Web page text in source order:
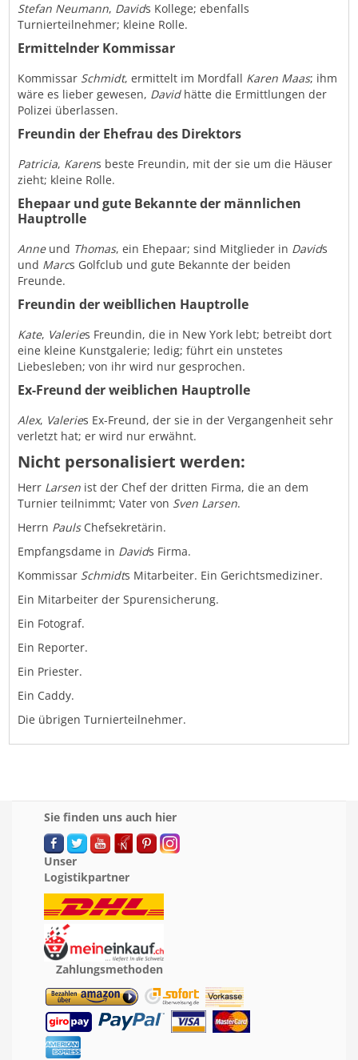
Stefan Neumann, Davids Kollege; ebenfalls
Turnierteilnehmer; kleine Rolle.
Ermittelnder Kommissar
Kommissar Schmidt, ermittelt im Mordfall Karen Maas; ihm
wäre es lieber gewesen, Davidhätte die Ermittlungen der
Polizei überlassen.
Freundin der Ehefrau des Direktors
Patricia, Karens beste Freundin, mit der sie um die Häuser
zieht; kleine Rolle.
Ehepaar und gute Bekannte der männlichen
Hauptrolle
Anneund Thomas, ein Ehepaar; sind Mitglieder in Davids
und Marcs Golfclub und gute Bekannte der beiden
Freunde.
Freundin der weibllichen Hauptrolle
Kate, Valeries Freundin, die in New York lebt; betreibt dort
eine kleine Kunstgalerie; ledig; führt ein unstetes
Liebesleben; von ihr wird nur gesprochen.
Ex-Freund der weiblichen Hauptrolle
Alex, Valeries Ex-Freund, der sie in der Vergangenheit sehr
verletzt hat; er wird nur erwähnt.
Nicht personalisiert werden:
Herr Larsen ist der Chef der dritten Firma, die an dem
Turnier teilnimmt; Vater von Sven Larsen.
Herrn PaulsChefsekretärin.
Empfangsdame in Davids Firma.
Kommissar Schmidts Mitarbeiter. Ein Gerichtsmediziner.
Ein Mitarbeiter der Spurensicherung.
Ein Fotograf.
Ein Reporter.
Ein Priester.
Ein Caddy.
Die übrigen Turnierteilnehmer.
Sie finden uns auch hier
Unser
Logistikpartner
Zahlungsmethoden